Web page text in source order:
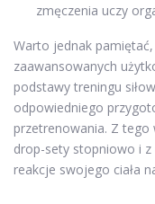
zmęczenia uczy
Warto jednak
zaawansowanych
podstawy treningu
odpowiedniego
przetrenowania. Z tego
drop-sety stopniowo i
reakcje swojego ciała